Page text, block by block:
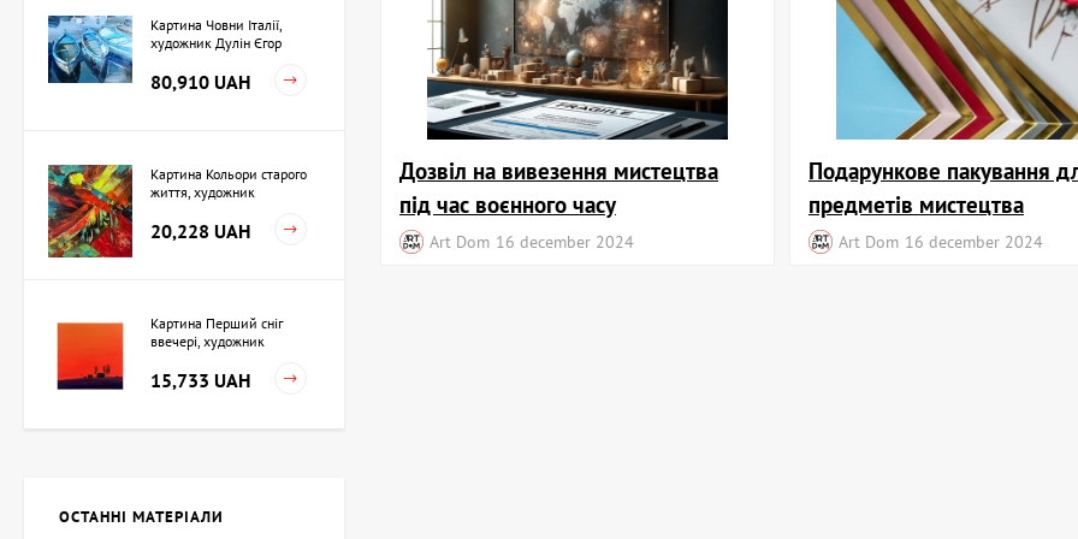
Дозвіл на вивезення мистецтва
під час воєнного часу
Art Dom 16 december 2024
Подарункове пакування
предметів мистецтва
Art Dom 16 december 2024
Картина Човни Італії,
художник Дулін Єгор
80,910 UAH
Картина Кольори старого
життя, художник
20,228 UAH
Картина Перший сніг
ввечері, художник
15,733 UAH
Ціна на запит
ОСТАННІ МАТЕРІАЛИ